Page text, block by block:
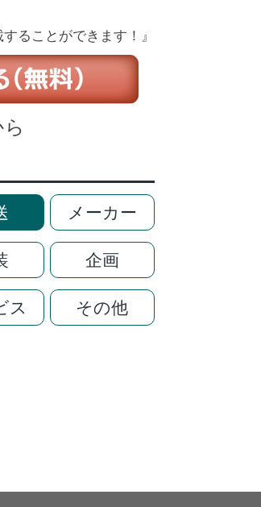
ることができます！』
メーカー
企画
ス その他